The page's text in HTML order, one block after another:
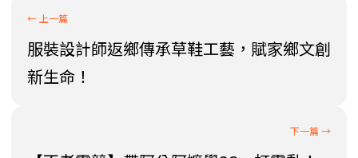
服裝設計師返鄉傳承草鞋工藝，賦家鄉文創
新生命！